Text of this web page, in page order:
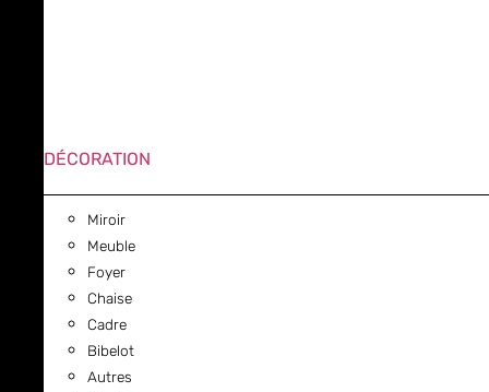
DÉCORATION
Miroir
Meuble
Foyer
Chaise
Cadre
Bibelot
Autres